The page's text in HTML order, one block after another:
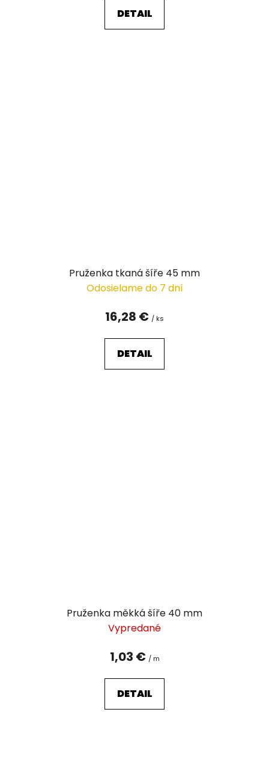
DETAIL
Pruženka tkaná šíře 45 mm
Odosielame do 7 dní
16,28 € / ks
DETAIL
Pruženka měkká šíře 40 mm
Vypredané
1,03 € / m
DETAIL